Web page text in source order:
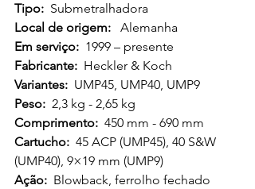
Tipo:
  Submetralhadora
Local de origem:
   Alemanha
Em serviço:
  1999 – presente
Fabricante:
  Heckler & Koch
Variantes:
  UMP45, UMP40, UMP9
Peso:
  2,3 kg - 2,65 kg
Comprimento:
  450 mm - 690 mm
Cartucho:
  45 ACP (UMP45), 40 S&W
(UMP40), 9×19 mm (UMP9)
Ação:
  Blowback, ferrolho fechado